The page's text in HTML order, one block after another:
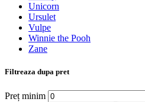
Unicorn
Ursulet
Vulpe
Winnie the Pooh
Zane
Filtreaza dupa pret
Preț minim